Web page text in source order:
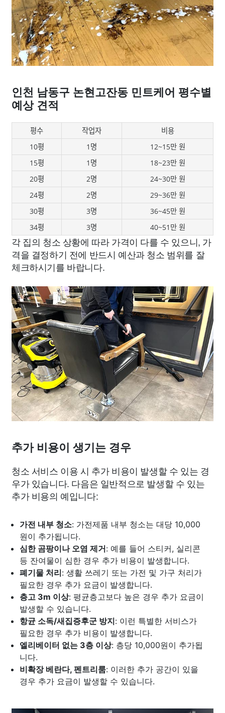
인천 남동구 논현고잔동 민트케어 평수별
예상 견적
평수 작업자
비용
10평
1명
12~15만 원
15평
1명
18~23만 원
20평
2명
24~30만 원
24평
2명
29~36만 원
30평
3명
36~45만 원
34평
3명 40~51만 원
각 집의 청소 상황에 따라 가격이 다를 수 있으니, 가
격을 결정하기 전에 반드시 예산과 청소 범위를 잘
체크하시기를 바랍니다.
추가 비용이 생기는 경우
청소 서비스 이용 시 추가 비용이 발생할 수 있는 경
우가 있습니다. 다음은 일반적으로 발생할 수 있는
추가 비용의 예입니다:
가전 내부 청소: 가전제품 내부 청소는 대당 10,000
원이 추가됩니다.
심한 곰팡이나 오염 제거: 예를 들어 스티커, 실리콘
등 잔여물이 심한 경우 추가 비용이 발생합니다.
폐기물 처리: 생활 쓰레기 또는 가전 및 가구 처리가
필요한 경우 추가 요금이 발생합니다.
층고 3m 이상: 평균층고보다 높은 경우 추가 요금이
발생할 수 있습니다.
항균 소독/새집증후군 방지: 이런 특별한 서비스가
필요한 경우 추가 비용이 발생합니다.
엘리베이터 없는 3층 이상: 층당 10,000원이 추가됩
니다.
비확장 베란다, 펜트리룸: 이러한 추가 공간이 있을
경우 추가 요금이 발생할 수 있습니다.